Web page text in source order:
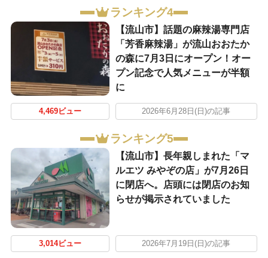
ランキング4
【流山市】話題の麻辣湯専門店
「芳香麻辣湯」が流山おおたか
の森に7月3日にオープン！オー
プン記念で人気メニューが半額
に
4,469ビュー 2026年6月28日(日)の記事
ランキング5
【流山市】長年親しまれた「マ
ルエツ みやぞの店」が7月26日
に閉店へ。店頭には閉店のお知
らせが掲示されていました
3,014ビュー 2026年7月19日(日)の記事